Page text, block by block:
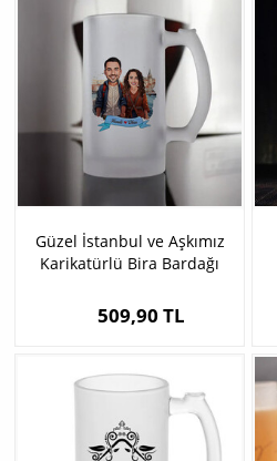
Güzel İstanbul ve Aşkımız
Karikatürlü Bira Bardağı
509,90 TL